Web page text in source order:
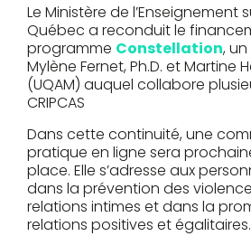
Le Ministère de l’Enseignement
Québec a reconduit le
programme Constellation,
Mylène Fernet, Ph.D. et Martine
(UQAM) auquel collabore
CRIPCAS
Dans cette continuité, une
pratique en ligne sera
place. Elle s’adresse aux
dans la prévention des
relations intimes et dans la
relations positives et égalitaires.